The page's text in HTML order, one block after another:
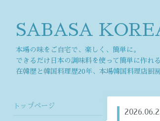
SABASA
本場の味をご自宅で、楽しく、簡単に。
できるだけ日本の調味料を使って簡単に作れ
在韓歴と韓国料理歴20年、本場韓国料理店厨
トップページ